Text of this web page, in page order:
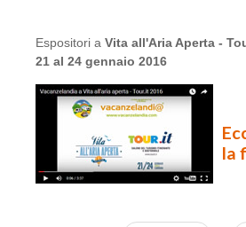
Espositori a Vita all'Aria Aperta -
21 al 24 gennaio 2016
la